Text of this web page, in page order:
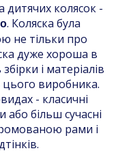
дитячих колясок -
. Коляска була
не тільки про
дуже хороша в
і матеріалів
виробника.
- класичні
більш сучасні
рами і